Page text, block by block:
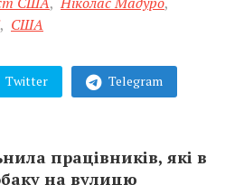
, США
Twitter Telegram
працівників, які в
на вулицю